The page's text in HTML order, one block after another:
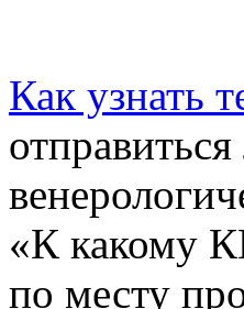
Как узнать
«К какому
по месту